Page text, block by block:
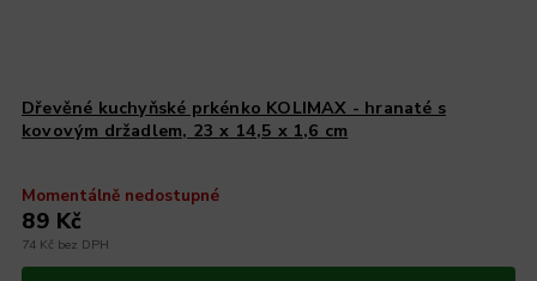
Dřevěné kuchyňské prkénko KOLIMAX - hranaté s
kovovým držadlem, 23 x 14,5 x 1,6 cm
Momentálně nedostupné
74 Kč bez DPH
89 Kč